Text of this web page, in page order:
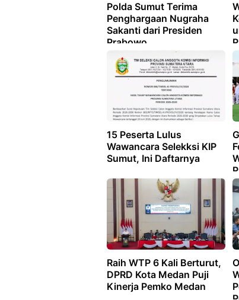
Polda Sumut Terima
Penghargaan Nugraha
Sakanti dari Presiden
Prabowo
15 Peserta Lulus
Wawancara Selekksi KIP
Sumut, Ini Daftarnya
Raih WTP 6 Kali Berturut,
DPRD Kota Medan Puji
Kinerja Pemko Medan